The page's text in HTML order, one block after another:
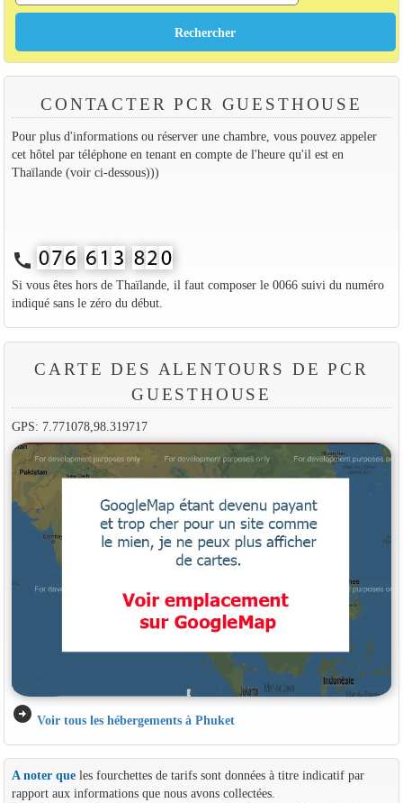
CONTACTER PCR GUESTHOUSE
Pour plus d'informations ou réserver une chambre, vous pouvez appeler
cet hôtel par téléphone en tenant en compte de l'heure qu'il est en
Thaïlande (voir ci-dessous)))
call
Si vous êtes hors de Thaïlande, il faut composer le 0066 suivi du numéro
indiqué sans le zéro du début.
CARTE DES ALENTOURS DE PCR
GUESTHOUSE
GPS: 7.771078,98.319717
arrow_circle_right Voir tous les hébergements à Phuket
A noter queles fourchettes de tarifs sont données à titre indicatif par
rapport aux informations que nous avons collectées.